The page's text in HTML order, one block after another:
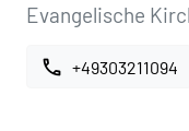
Evangelische
call +49303211094